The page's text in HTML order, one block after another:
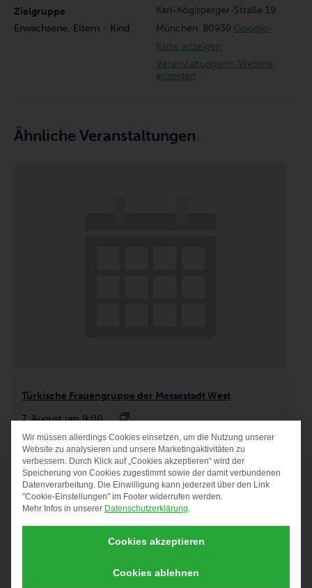
Karl-Köglsperger-Straße 19
München, 80939 Google-
Karte anzeigen
Veranstaltungsort-Website
anzeigen
Zielgruppe
Erwachsene, Eltern - Kind
Ähnliche Veranstaltungen
Türkische Frauengruppe der Messestadt West
7. August um 9:00
DATENSCHUTZ-
Wir müssen allerdings Cookies einsetzen, um die Nutzung unserer
Website zu analysieren und unsere Marketingaktivitäten zu
verbessern. Durch Klick auf „Cookies akzeptieren“ wird der
Speicherung von Cookies zugestimmt sowie der damit verbundenen
Datenverarbeitung. Die Einwilligung kann jederzeit über den Link
"Cookie-Einstellungen" im Footer widerrufen werden.
Mehr Infos in unserer Datenschutzerklärung.
Cookies akzeptieren
Cookies ablehnen